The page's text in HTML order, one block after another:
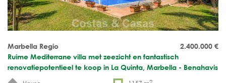
2.400.000 €
Marbella Regio
Ruime Mediterrane villa met zeezicht en fantastisch
renovatiepotentieel te koop in La Quinta, Marbella - Benahavis